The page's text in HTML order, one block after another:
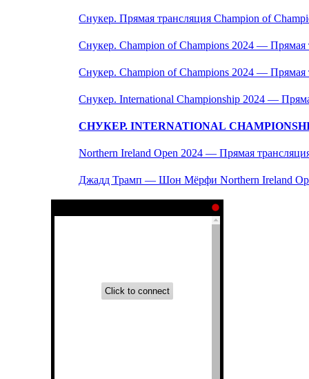
Снукер. Прямая трансляция Champion of
Снукер. Champion of Champions 2024 — Прямая
Снукер. Champion of Champions 2024 — Прямая
Снукер. International Championship 2024 —
СНУКЕР. INTERNATIONAL
Northern Ireland Open 2024 — Прямая
Джадд Трамп — Шон Мёрфи Northern Ireland